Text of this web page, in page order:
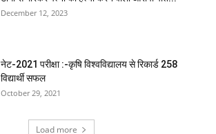
December 12, 2023
नेट-2021 परीक्षा :-कृषि विश्वविद्यालय से रिकार्ड 258
विद्यार्थी सफल
October 29, 2021
Load more